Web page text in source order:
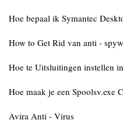
Hoe bepaal ik Symantec
How to Get Rid van anti -
Hoe te Uitsluitingen instellen
Hoe maak je een Spoolsv.exe
Avira Anti - Virus